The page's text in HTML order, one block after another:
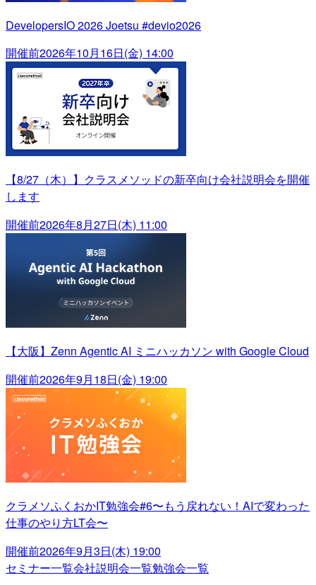
DevelopersIO 2026 Joetsu #devio2026
開催前2026年10月16日(金) 14:00
【8/27（木）】クラスメソッドの新卒向け会社説明会を開催
します
開催前2026年8月27日(木) 11:00
【大阪】Zenn Agentic AI ミニハッカソン with Google Cloud
開催前2026年9月18日(金) 19:00
クラメソふくおかIT勉強会#6〜もう戻れない！AIで変わった
仕事のやり方LT会〜
開催前2026年9月3日(木) 19:00
セミナー一覧会社説明会一覧勉強会一覧